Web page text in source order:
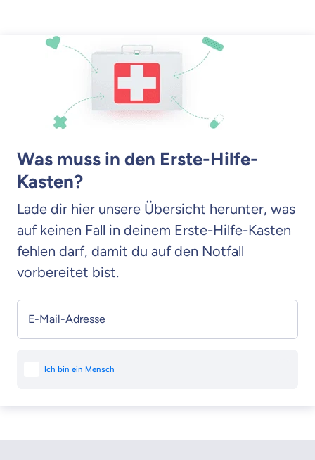
Was muss in den Erste-Hilfe-
Kasten?
Lade dir hier unsere Übersicht herunter, was
auf keinen Fall in deinem Erste-Hilfe-Kasten
fehlen darf, damit du auf den Notfall
vorbereitet bist.
E-Mail-Adresse